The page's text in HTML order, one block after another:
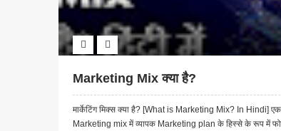
Marketing Mix क्या है?
मार्केटिंग मिक्स क्या है? [What is Marketing Mix? In Hindi] एक
Marketing mix में व्यापक Marketing plan के हिस्से के रूप में